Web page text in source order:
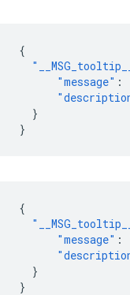
{
"message" :
}
}
{
"message" :
}
}